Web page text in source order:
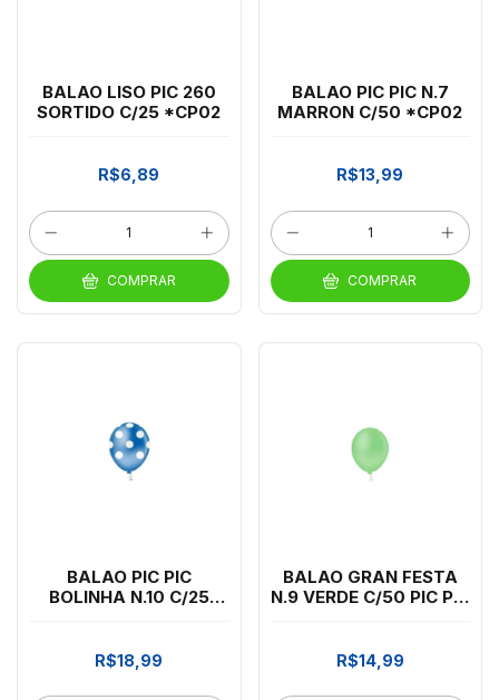
BALAO LISO PIC 260
SORTIDO C/25 *CP02
R$6,89
COMPRAR
BALAO PIC PIC N.7
MARRON C/50 *CP02
R$13,99
COMPRAR
BALAO PIC PIC
BOLINHA N.10 C/25
R$18,99
BALAO GRAN FESTA
N.9 VERDE C/50 PIC PIC
R$14,99